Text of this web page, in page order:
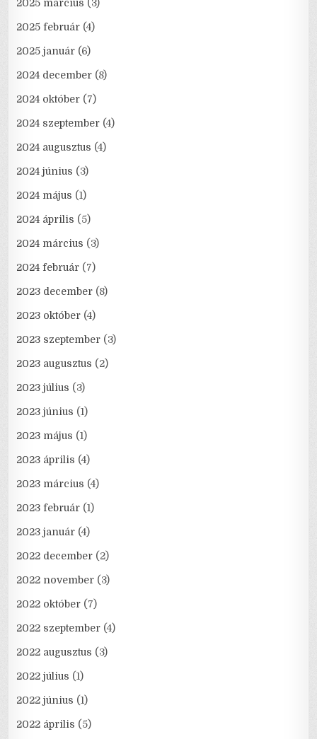
2025 március (3)
2025 február (4)
2025 január (6)
2024 december (8)
2024 október (7)
2024 szeptember (4)
2024 augusztus (4)
2024 június (3)
2024 május (1)
2024 április (5)
2024 március (3)
2024 február (7)
2023 december (8)
2023 október (4)
2023 szeptember (3)
2023 augusztus (2)
2023 július (3)
2023 június (1)
2023 május (1)
2023 április (4)
2023 március (4)
2023 február (1)
2023 január (4)
2022 december (2)
2022 november (3)
2022 október (7)
2022 szeptember (4)
2022 augusztus (3)
2022 július (1)
2022 június (1)
2022 április (5)